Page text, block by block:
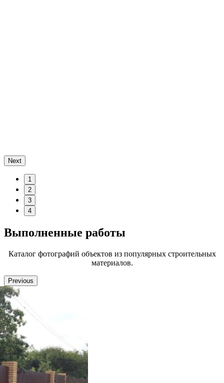
Next
1
2
3
4
Выполненные работы
Каталог фотографий объектов из популярных строительных
материалов.
Previous